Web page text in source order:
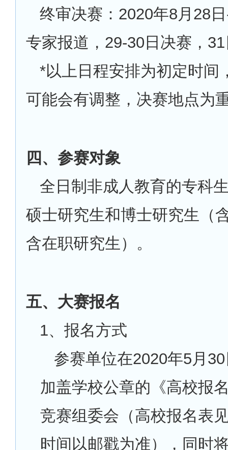
终审决赛：2020年8月28
专家报道，29-30日决赛，
*以上日程安排为初定时间
可能会有调整，决赛地点为
四、参赛对象
全日制非成人教育的专科
硕士研究生和博士研究生（
含在职研究生）。
五、大赛报名
1、报名方式
参赛单位在2020年5月
加盖学校公章的《高校报
竞赛组委会（高校报名表
时间以邮戳为准），同时